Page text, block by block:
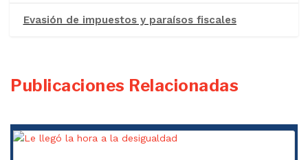
Evasión de impuestos y paraísos fiscales
Publicaciones Relacionadas